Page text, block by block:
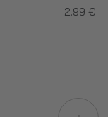
2.99 €